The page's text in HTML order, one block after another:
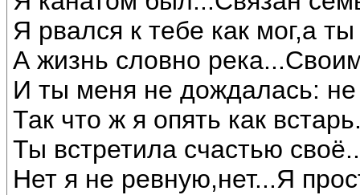
Я рвался к тебе как мог,а
А жизнь словно
И ты меня не дождалась:
Так что ж я опять как
Ты встретила счастью
Нет я не ревную,нет...Я